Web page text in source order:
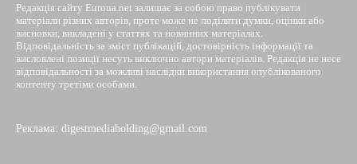
Редакція сайту Euroua.net залишає за собою право публікувати
матеріали різних авторів, проте може не поділяти думки, оцінки або
висновки, викладені у статтях та новинних матеріалах.
Відповідальність за зміст публікацій, достовірність інформації та
висловлені позиції несуть виключно автори матеріалів. Редакція не несе
відповідальності за можливі наслідки використання опублікованого
контенту третіми особами.
Реклама: digestmediaholding@gmail.com